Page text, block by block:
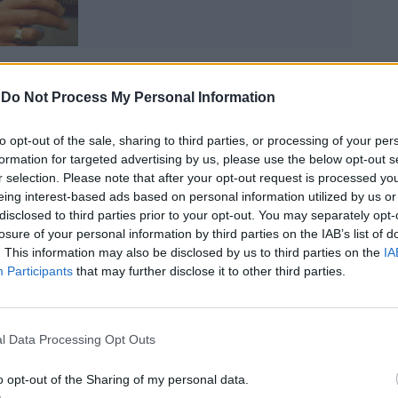
Do Not Process My Personal Information
opt-out of the sale, sharing to third parties, or processing of your
for targeted advertising by us, please use the below opt-out
selection. Please note that after your opt-out request is processed
interest-based ads based on personal information utilized by us
to third parties prior to your opt-out. You may separately
of your personal information by third parties on the IAB’s list of
This information may also be disclosed by us to third parties on the
Participants that may further disclose it to other third parties.
Data Processing Opt Outs
opt-out of the Sharing of my personal data.
volta nella storia che si fa un’operazione
- commenta il deputato di Fratelli
Di Giuseppe, che con le sue denunce
i controlli -. Voglio esprimere un
ai militari del Nucleo PEF e in
GICEF della Guardia di finanza che
le indagini». Di Giuseppe, eletto nella
luce le irregolarità e gli illeciti nel rilascio
e visti per l’Italia. «Dopo anni di silenzio
finalmente è venuto a galla lo scandalo
e dell’immigrazione clandestina,
In Italia dalla porta principale non